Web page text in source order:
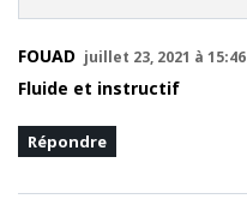
FOUAD juillet 23, 2021 à 15:46
Fluide et instructif
Répondre